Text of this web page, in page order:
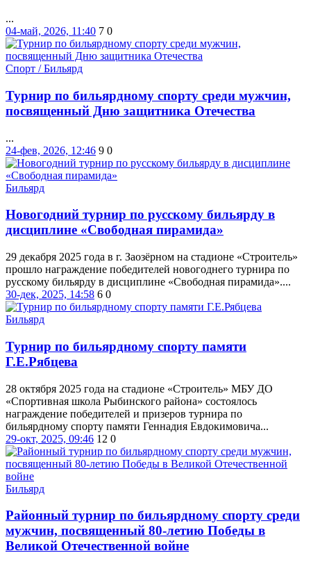
...
04-май, 2026, 11:40 7 0
Спорт / Бильярд
Турнир по бильярдному спорту среди мужчин,
посвященный Дню защитника Отечества
...
24-фев, 2026, 12:46 9 0
Бильярд
Новогодний турнир по русскому бильярду в
дисциплине «Свободная пирамида»
29 декабря 2025 года в г. Заозёрном на стадионе «Строитель»
прошло награждение победителей новогоднего турнира по
русскому бильярду в дисциплине «Свободная пирамида»....
30-дек, 2025, 14:58 6 0
Бильярд
Турнир по бильярдному спорту памяти
Г.Е.Рябцева
28 октября 2025 года на стадионе «Строитель» МБУ ДО
«Спортивная школа Рыбинского района» состоялось
награждение победителей и призеров турнира по
бильярдному спорту памяти Геннадия Евдокимовича...
29-окт, 2025, 09:46 12 0
Бильярд
Районный турнир по бильярдному спорту среди
мужчин, посвященный 80-летию Победы в
Великой Отечественной войне